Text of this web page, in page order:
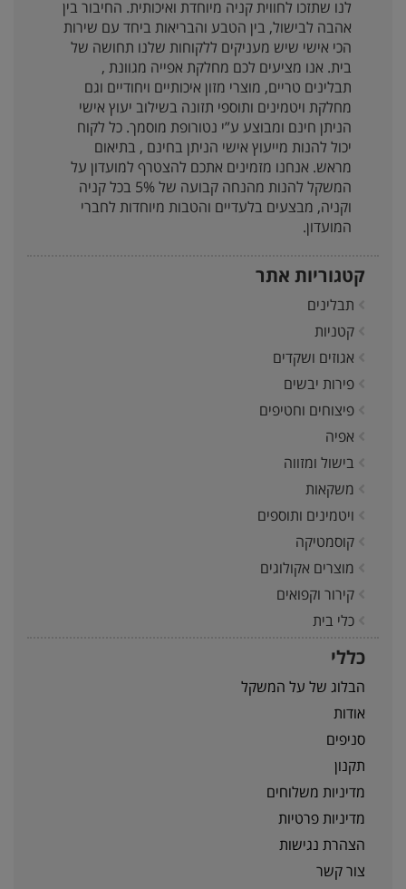
לנו שתזכו לחווית קניה מיוחדת ואיכותית. החיבור בין
אהבה לבישול, בין הטבע והבריאות ביחד עם שירות
הכי אישי שיש מעניקים ללקוחות שלנו תחושה של
בית. אנו מציעים לכם מחלקת אפייה מגוונת ,
תבלינים טריים, מוצרי מזון איכותיים ויחודיים וגם
מחלקת ויטמינים ותוספי תזונה בשילוב יעוץ אישי
הניתן חינם ומבוצע ע”י נטורופת מוסמך. כל לקוח
יכול להנות מייעוץ אישי הניתן בחינם , בתיאום
מראש. אנחנו מזמינים אתכם להצטרף למועדון על
המשקל להנות מהנחה קבועה של 5% בכל קניה
וקניה, מבצעים בלעדיים והטבות מיוחדות לחברי
המועדון.
קטגוריות אתר
תבלינים
קטניות
אגוזים ושקדים
פירות יבשים
פיצוחים וחטיפים
אפיה
בישול ומזווה
משקאות
ויטמינים ותוספים
קוסמטיקה
מוצרים אקולוגים
קירור וקפואים
כלי בית
כללי
הבלוג של על המשקל
אודות
סניפים
תקנון
מדיניות משלוחים
מדיניות פרטיות
הצהרת נגישות
צור קשר